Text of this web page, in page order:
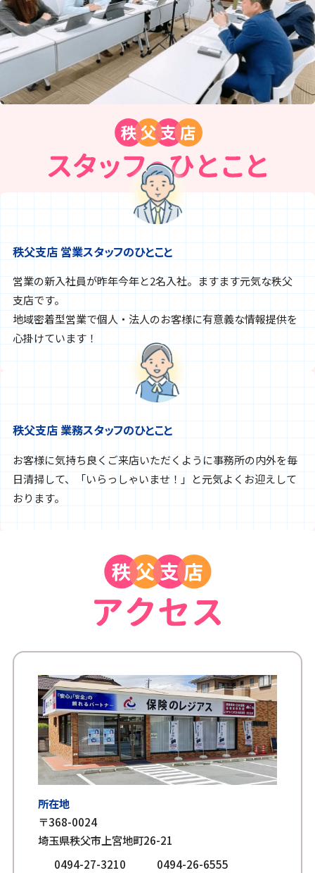
秩父支店 営業スタッフのひとこと
営業の新入社員が昨年今年と2名入社。ますます元気な秩父
支店です。
地域密着型営業で個人・法人のお客様に有意義な情報提供を
心掛けています！
秩父支店 業務スタッフのひとこと
お客様に気持ち良くご来店いただくように事務所の内外を毎
日清掃して、「いらっしゃいませ！」と元気よくお迎えして
おります。
所在地
〒368-0024
埼玉県秩父市上宮地町26-21
0494-27-3210
0494-26-6555